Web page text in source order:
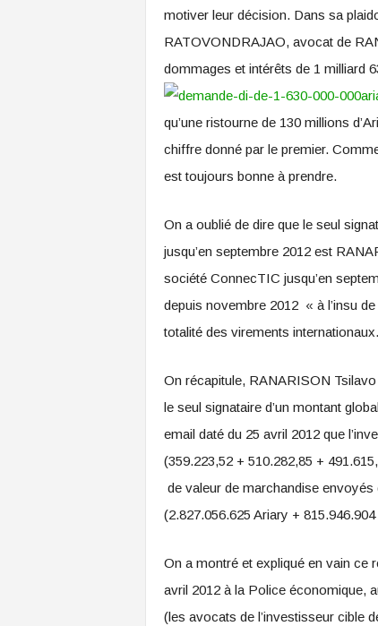
motiver leur décision. Dans sa
RATOVONDRAJAO, avocat de
dommages et intérêts de 1 milliard
qu’une ristourne de 130 millions
chiffre donné par le premier.
est toujours bonne à prendre.
On a oublié de dire que le seul
jusqu’en septembre 2012 est
société ConnecTIC jusqu’en
depuis novembre 2012 « à l’insu
totalité des virements internationaux.
On récapitule, RANARISON
le seul signataire d’un montant
email daté du 25 avril 2012 que
(359.223,52 + 510.282,85 +
de valeur de marchandise
(2.827.056.625 Ariary +
On a montré et expliqué en vain ce
avril 2012 à la Police économique,
(les avocats de l’investisseur cible